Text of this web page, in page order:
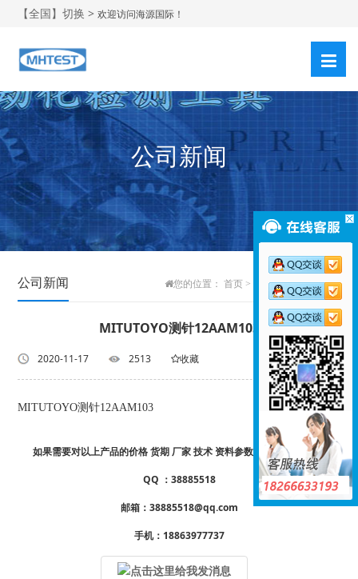
【全国】切换 >欢迎访问海源国际！
公司新闻
公司新闻 您的位置： 首页> 新闻中心>公司新闻
MITUTOYO测针12AAM103
2020-11-17 2513 收藏 返回列表
MITUTOYO测针12AAM103
如果需要对以上产品的价格 货期 厂家 技术 资料参数样册 详情请咨询
QQ ：38885518
邮箱：38885518@qq.com
手机：18863977737